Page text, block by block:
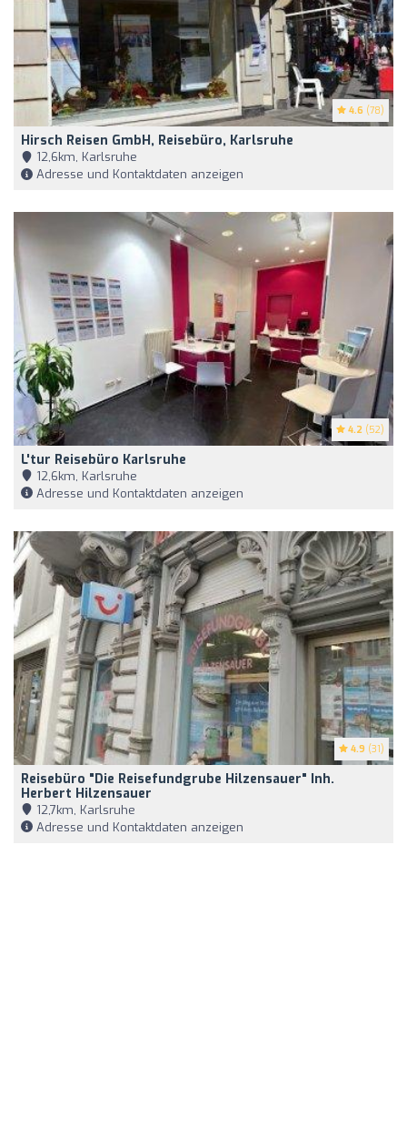
4.6 (78)
Hirsch Reisen GmbH, Reisebüro, Karlsruhe
12,6km, Karlsruhe
Adresse und Kontaktdaten anzeigen
4.2 (52)
L'tur Reisebüro Karlsruhe
12,6km, Karlsruhe
Adresse und Kontaktdaten anzeigen
4.9 (31)
Reisebüro "Die Reisefundgrube Hilzensauer" Inh.
Herbert Hilzensauer
12,7km, Karlsruhe
Adresse und Kontaktdaten anzeigen